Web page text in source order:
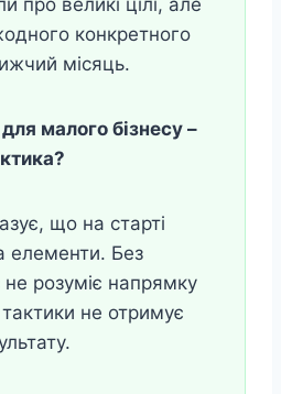
про великі цілі, але
конкретного
місяць.
малого бізнесу –
що на старті
елементи. Без
не розуміє напрямку
не отримує